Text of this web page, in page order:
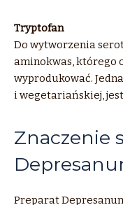
Tryptofan
Do wytworzenia
aminokwas, którego
wyprodukować.
i wegetariańskiej,
Znaczenie
Preparat